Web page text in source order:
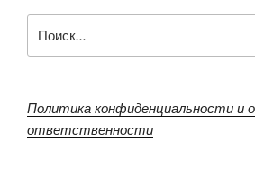
Политика конфиденциальности и
ответственности